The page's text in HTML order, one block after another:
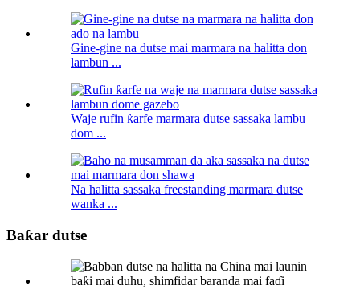
Gine-gine na dutse mai marmara na halitta don
lambun ...
Waje rufin ƙarfe marmara dutse sassaka lambu
dom ...
Na halitta sassaka freestanding marmara dutse
wanka ...
Baƙar dutse